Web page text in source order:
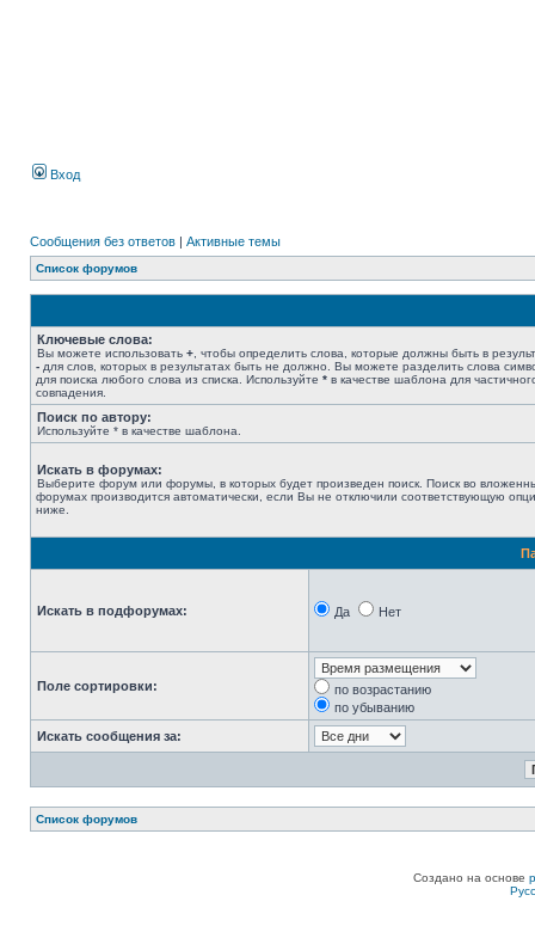
Вход
Сообщения без ответов | Активные темы
Список форумов
Ключевые слова:
Вы можете использовать + , чтобы определить слова, которые должны быть в
- для слов, которых в результатах быть не должно. Вы можете разделить слова
для поиска любого слова из списка. Используйте * в качестве шаблона для
совпадения.
Поиск по автору:
Используйте * в качестве шаблона.
Искать в форумах:
Выберите форум или форумы, в которых будет произведен поиск. Поиск во
форумах производится автоматически, если Вы не отключили соответствующую
ниже.
Искать в подфорумах: Да Нет
Поле сортировки:
по возрастанию
по убыванию
Искать сообщения за:
Список форумов
Создано на основе